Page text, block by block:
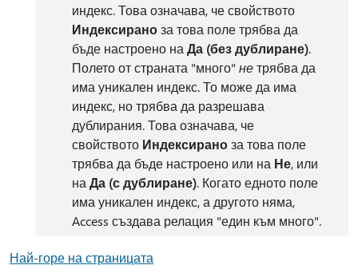
индекс. Това означава, че свойството
Индексираноза това поле трябва да
бъде настроено на Да (без дублиране).
Полето от страната "много" нетрябва да
има уникален индекс. То може да има
индекс, но трябва да разрешава
дублирания. Това означава, че
свойството Индексираноза това поле
трябва да бъде настроено или на Не, или
на Да (с дублиране). Когато едното поле
има уникален индекс, а другото няма,
Access създава релация "един към много".
Най-горе на страницата